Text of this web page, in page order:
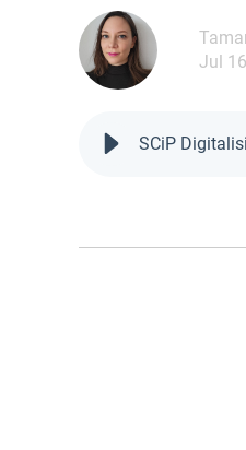
Jul
SCiP